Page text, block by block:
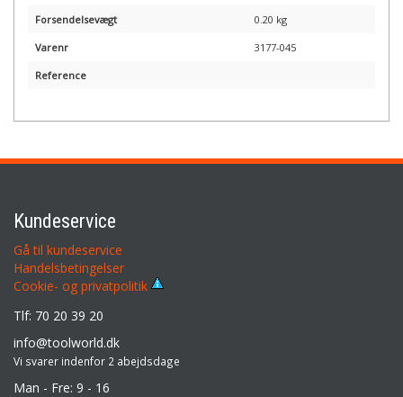
Forsendelsevægt 0.20 kg
Varenr 3177-045
Reference
Kundeservice
Gå til kundeservice
Handelsbetingelser
Cookie- og privatpolitik
Tlf: 70 20 39 20
info@toolworld.dk
Vi svarer indenfor 2 abejdsdage
Man - Fre: 9 - 16